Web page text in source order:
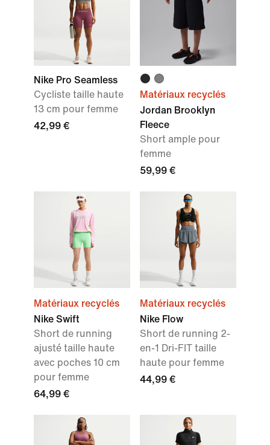
Nike Pro Seamless
Cycliste taille haute
13 cm pour femme
42,99 €
Matériaux recyclés
Jordan Brooklyn
Fleece
Short ample pour
femme
59,99 €
Matériaux recyclés
Nike Swift
Short de running
ajusté taille haute
avec poches 10 cm
pour femme
64,99 €
Matériaux recyclés
Nike Flow
Short de running 2-
en-1 Dri-FIT taille
haute pour femme
44,99 €